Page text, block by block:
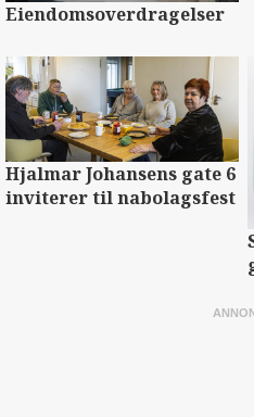
Eiendomsoverdragelser
Hjalmar Johansens gate 6
inviterer til nabolagsfest